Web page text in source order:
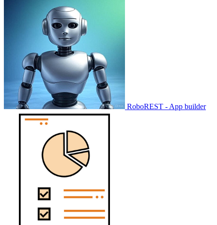
RoboREST - App builder